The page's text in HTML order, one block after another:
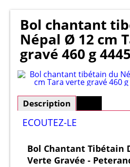
Bol chantant
Népal Ø 12 cm
gravé 460 g 4445
Description
ECOUTEZ-LE
Bol Chantant Tibétain
Verte Gravée -